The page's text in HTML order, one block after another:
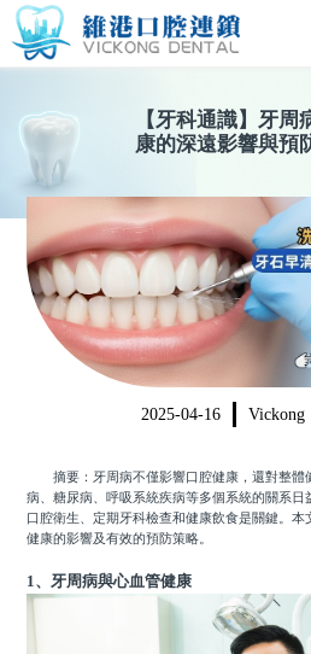
【 牙科通識】
牙周
康的深遠影響與預
2025-04-16 Vickong
摘要：牙周病不僅影響口腔健康，還對整體
病、糖尿病、呼吸系統疾病等多個系統的關系
口腔衛生、定期牙科檢查和健康飲食是關鍵。
健康的影響及有效的預防策略。
1、牙周病與心血管健康